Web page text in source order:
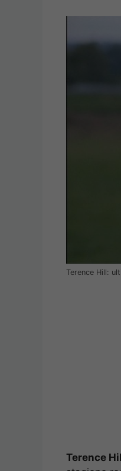
Terence Hill:
Terence